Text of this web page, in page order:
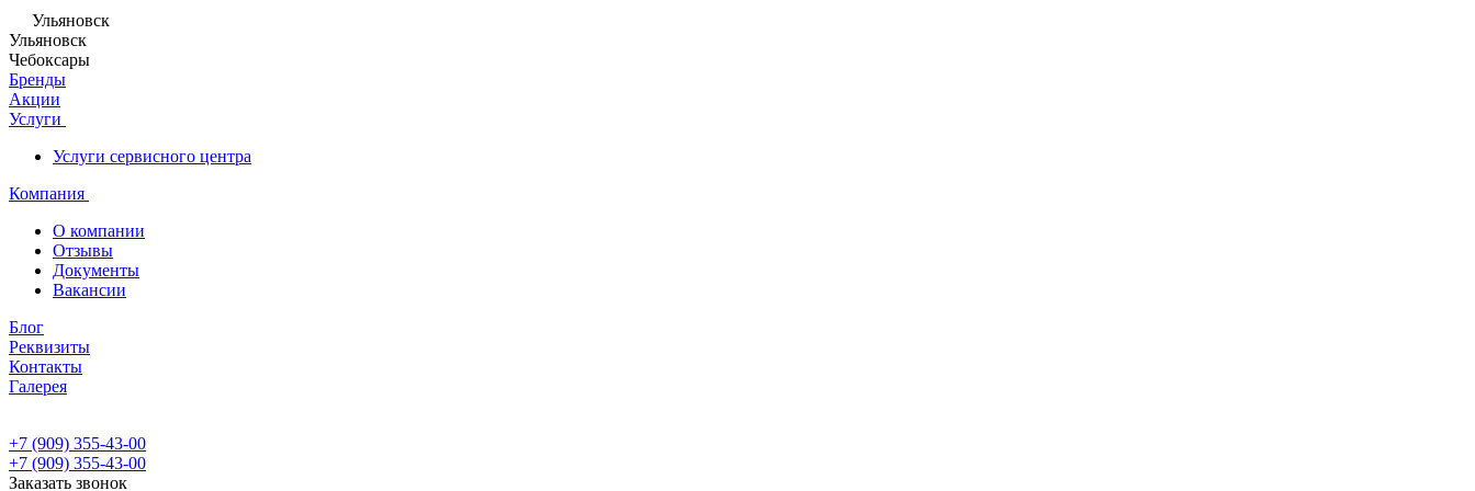
Ульяновск
Ульяновск
Чебоксары
Бренды
Акции
Услуги
Услуги сервисного центра
Компания
О компании
Отзывы
Документы
Вакансии
Блог
Реквизиты
Контакты
Галерея
+7 (909) 355-43-00
+7 (909) 355-43-00
Заказать звонок